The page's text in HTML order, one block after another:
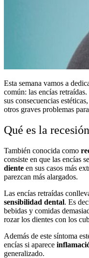
Esta semana vamos a
común: las encías
sus consecuencias
otros graves problemas
Qué es la
También conocida como
consiste en que las encías
diente en sus casos más
parezcan más alargados.
Las encías retraídas
sensibilidad dental. Es
bebidas y comidas
rozar los dientes con los
Además de este síntoma
encías si aparece
generalizado.